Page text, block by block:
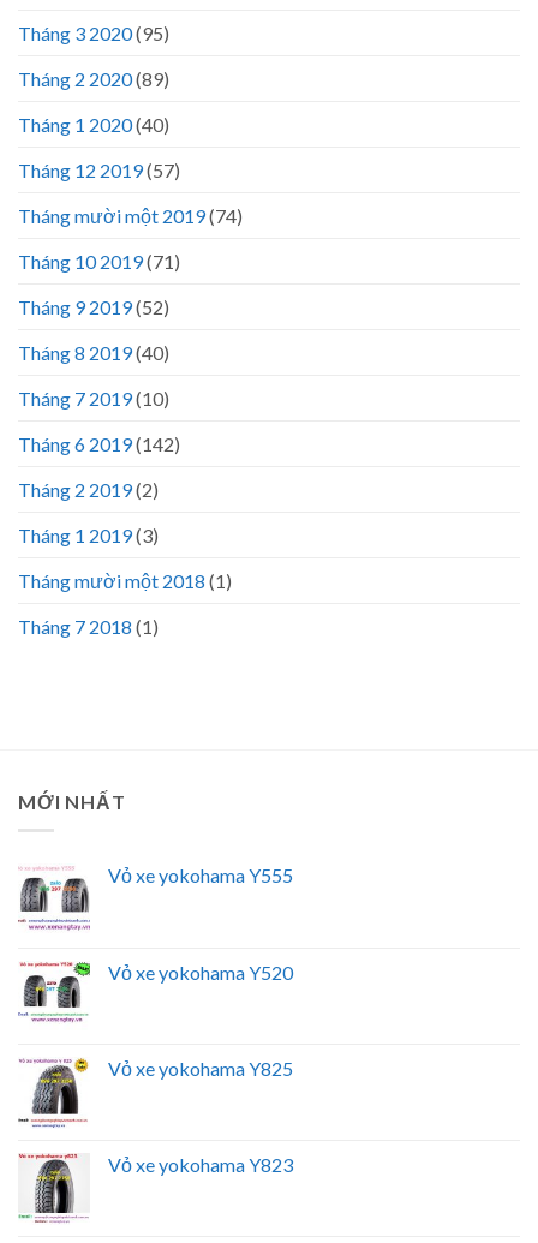
Tháng 3 2020(95)
Tháng 2 2020(89)
Tháng 1 2020(40)
Tháng 12 2019(57)
Tháng mười một 2019(74)
Tháng 10 2019(71)
Tháng 9 2019(52)
Tháng 8 2019(40)
Tháng 7 2019(10)
Tháng 6 2019(142)
Tháng 2 2019(2)
Tháng 1 2019(3)
Tháng mười một 2018 (1)
Tháng 7 2018 (1)
MỚI NHẤT
Vỏ xe yokohama Y555
Vỏ xe yokohama Y520
Vỏ xe yokohama Y825
Vỏ xe yokohama Y823